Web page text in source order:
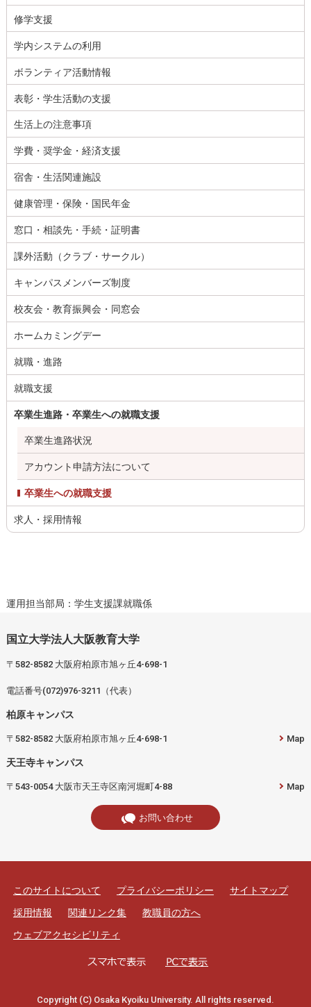
修学支援
学内システムの利用
ボランティア活動情報
表彰・学生活動の支援
生活上の注意事項
学費・奨学金・経済支援
宿舎・生活関連施設
健康管理・保険・国民年金
窓口・相談先・手続・証明書
課外活動（クラブ・サークル）
キャンパスメンバーズ制度
校友会・教育振興会・同窓会
ホームカミングデー
就職・進路
就職支援
卒業生進路・卒業生への就職支援
卒業生進路状況
アカウント申請方法について
卒業生への就職支援
求人・採用情報
運用担当部局：学生支援課就職係
国立大学法人大阪教育大学
〒582-8582 大阪府柏原市旭ヶ丘4-698-1
電話番号(072)976-3211（代表）
柏原キャンパス
〒582-8582 大阪府柏原市旭ヶ丘4-698-1 Map
天王寺キャンパス
〒543-0054 大阪市天王寺区南河堀町4-88 Map
お問い合わせ
このサイトについて プライバシーポリシー
サイトマップ
採用情報
関連リンク集
教職員の方へ
ウェブアクセシビリティ
Copyright (C) Osaka Kyoiku University. All rights reserved.